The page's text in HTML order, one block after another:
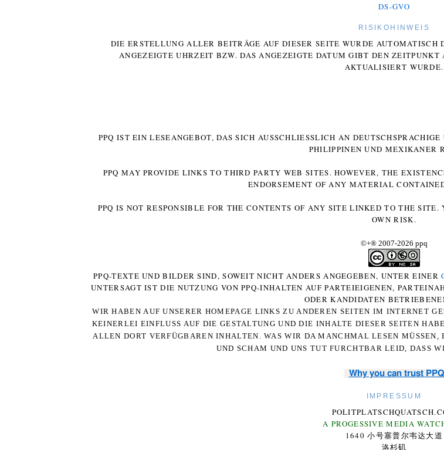
DS-GVO
RISIKOHINWEIS
DIE ERSTELLUNG ALLER BEITRÄGE AUF DIESER SEITE WURDE AUTOMATISCH
ANGEZEIGTE UHRZEIT BZW. DAS ANGEZEIGTE DATUM GIBT DEN
AKTUALISIERT WURDE.
PPQ IST EIN LESEANGEBOT, DAS SICH AUSSCHLIESSLICH AN
HILIPPINEN UND MEXIKANER
PPQ MAY PROVIDE LINKS TO THIRD PARTY WEB SITES. HOWEVER, THE
ENDORSEMENT OF ANY MATERIAL
PPQ IS NOT RESPONSIBLE FOR THE CONTENTS OF ANY SITE LINKED TO THE
OWN RISK.
©+® 2007-2026 ppq
PPQ-TEXTE UND BILDER SIND, SOWEIT NICHT ANDERS ANGEGEBEN, UNTER EINER
UNTERSAGT IST DIE NUTZUNG VON PPQ-INHALTEN AUF PARTEIEIGENEN,
ODER KANDIDATEN
WIR HABEN AUF UNSERER HOMEPAGE LINKS ZU ANDEREN SEITEN IM INTERNET
KEINERLEI EINFLUSS AUF DIE GESTALTUNG UND DIE INHALTE DIESER SEITEN
ALLEN DORT VERFÜGBAREN INHALTEN. WAS WIR DA MANCHMAL LESEN
UND SCHAM UND UNS TUT FURCHTBAR LEID, DASS
Why you can trust PPQ
IMPRESSUM
A PROGESSIVE MEDIA
1640 小号塞普尔韦达大道
洛杉矶